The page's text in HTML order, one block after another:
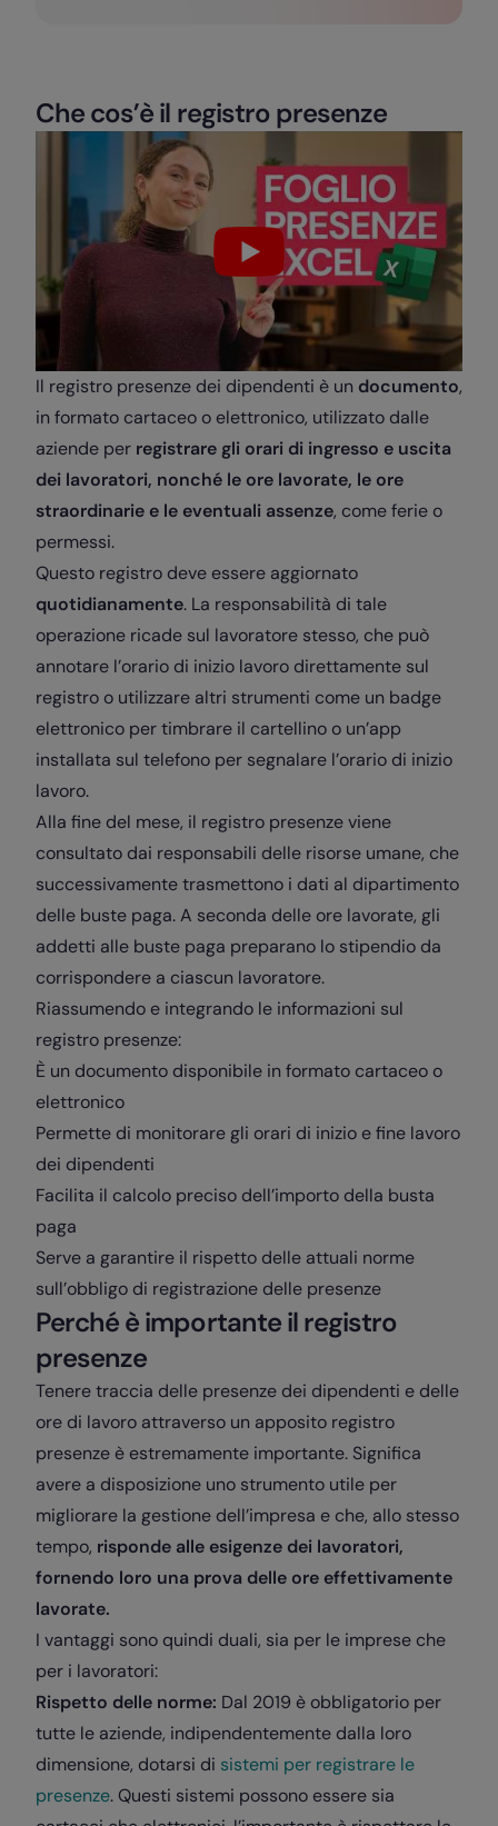
Che cos’è il registro presenze
Il registro presenze dei dipendenti è un documento,
in formato cartaceo o elettronico, utilizzato dalle
aziende per registrare gli orari di ingresso e uscita
dei lavoratori, nonché le ore lavorate, le ore
straordinarie e le eventuali assenze, come ferie o
permessi.
Questo registro deve essere aggiornato
quotidianamente. La responsabilità di tale
operazione ricade sul lavoratore stesso, che può
annotare l’orario di inizio lavoro direttamente sul
registro o utilizzare altri strumenti come un badge
elettronico per timbrare il cartellino o un’app
installata sul telefono per segnalare l’orario di inizio
lavoro.
Alla fine del mese, il registro presenze viene
consultato dai responsabili delle risorse umane, che
successivamente trasmettono i dati al dipartimento
delle buste paga. A seconda delle ore lavorate, gli
addetti alle buste paga preparano lo stipendio da
corrispondere a ciascun lavoratore.
Riassumendo e integrando le informazioni sul
registro presenze:
È un documento disponibile in formato cartaceo o
elettronico
Permette di monitorare gli orari di inizio e fine lavoro
dei dipendenti
Facilita il calcolo preciso dell’importo della busta
paga
Serve a garantire il rispetto delle attuali norme
sull’obbligo di registrazione delle presenze
Perché è importante il registro
presenze
Tenere traccia delle presenze dei dipendenti e delle
ore di lavoro attraverso un apposito registro
presenze è estremamente importante. Significa
avere a disposizione uno strumento utile per
migliorare la gestione dell’impresa e che, allo stesso
tempo, risponde alle esigenze dei lavoratori,
fornendo loro una prova delle ore effettivamente
lavorate.
I vantaggi sono quindi duali, sia per le imprese che
per i lavoratori:
Rispetto delle norme: Dal 2019 è obbligatorio per
tutte le aziende, indipendentemente dalla loro
dimensione, dotarsi di sistemi per registrare le
presenze. Questi sistemi possono essere sia